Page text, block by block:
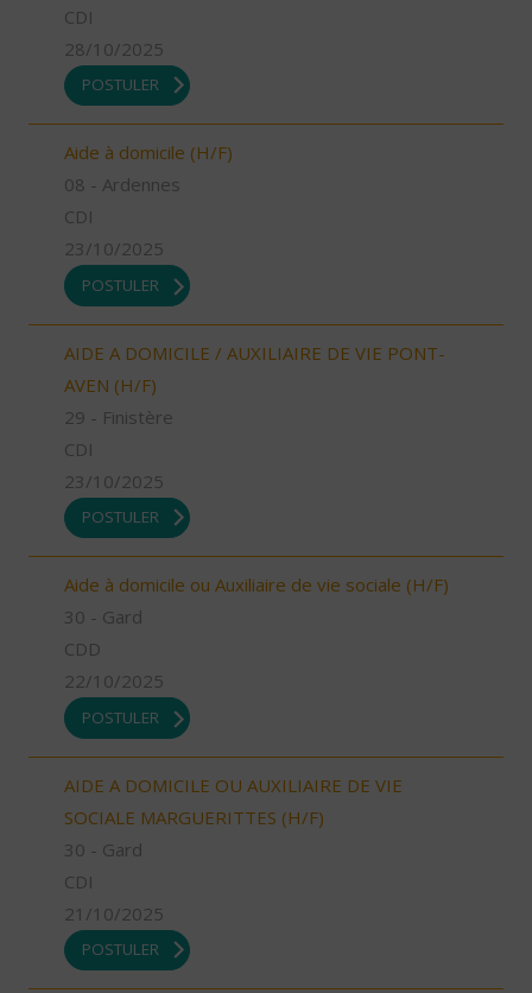
CDI
28/10/2025
POSTULER
Aide à domicile (H/F)
08 - Ardennes
CDI
23/10/2025
POSTULER
AIDE A DOMICILE / AUXILIAIRE DE VIE PONT-
AVEN (H/F)
29 - Finistère
CDI
23/10/2025
POSTULER
Aide à domicile ou Auxiliaire de vie sociale (H/F)
30 - Gard
CDD
22/10/2025
POSTULER
AIDE A DOMICILE OU AUXILIAIRE DE VIE
SOCIALE MARGUERITTES (H/F)
30 - Gard
CDI
21/10/2025
POSTULER